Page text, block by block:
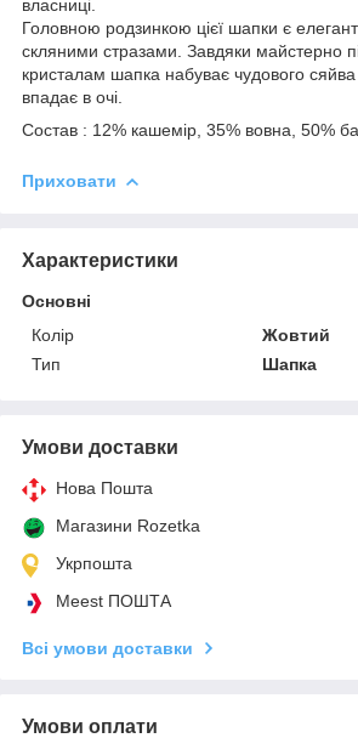
власниці.
Головною родзинкою цієї шапки є
скляними стразами. Завдяки майстерно
кристалам шапка набуває чудового
впадає в очі.
Состав : 12% кашемір, 35% вовна, 50%
Приховати
Характеристики
Основні
Колір
Жовтий
Тип
Шапка
Умови доставки
Нова Пошта
Магазини Rozetka
Укрпошта
Meest ПОШТА
Всі умови доставки
Умови оплати